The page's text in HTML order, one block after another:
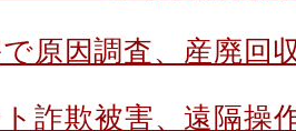
原因調査、産廃回
詐欺被害、遠隔操